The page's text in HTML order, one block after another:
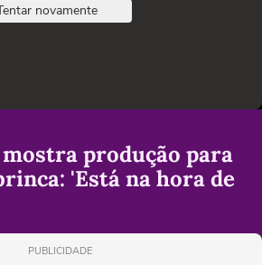
novamente
produção para
'Está na hora de
PUBLICIDADE